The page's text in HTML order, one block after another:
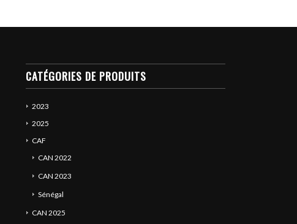
CATÉGORIES DE PRODUITS
2023
2025
CAF
CAN 2022
CAN 2023
Sénégal
CAN 2025